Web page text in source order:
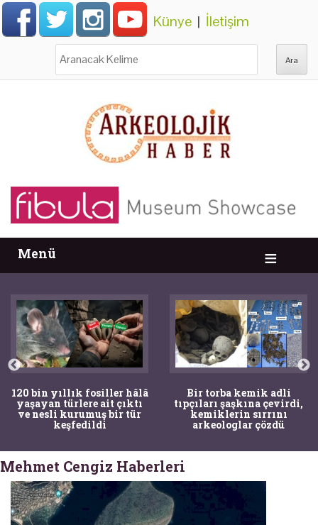
Künye | İletişim
Menü
120 bin yıllık fosiller hâlâ
yaşayan türlere ait çıktı
ve nesli kurumuş bir tür
keşfedildi
Bir torba kemik adli
tıpçıları şaşkına çevirdi,
kemiklerin sırrını
arkeologlar çözdü
Mehmet Cengiz Haberleri